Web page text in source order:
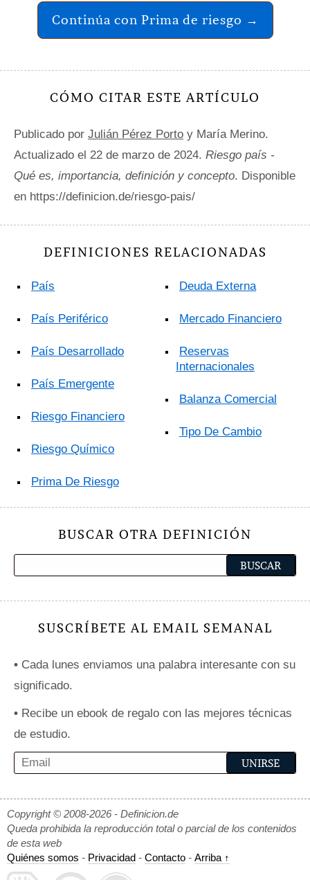
Continúa con Prima de riesgo →
CÓMO CITAR ESTE ARTÍCULO
Publicado por Julián Pérez Porto y María Merino.
Actualizado el 22 de marzo de 2024. Riesgo país -
Qué es, importancia, definición y concepto. Disponible
en https://definicion.de/riesgo-pais/
DEFINICIONES RELACIONADAS
País
País Periférico
País Desarrollado
País Emergente
Riesgo Financiero
Riesgo Químico
Prima De Riesgo
Deuda Externa
Mercado Financiero
Reservas
Internacionales
Balanza Comercial
Tipo De Cambio
BUSCAR OTRA DEFINICIÓN
SUSCRÍBETE AL EMAIL SEMANAL
• Cada lunes enviamos una palabra interesante con su
significado.
• Recibe un ebook de regalo con las mejores técnicas
de estudio.
Copyright © 2008-2026 - Definicion.de
Queda prohibida la reproducción total o parcial de los contenidos
de esta web
Quiénes somos - Privacidad - Contacto - Arriba ↑